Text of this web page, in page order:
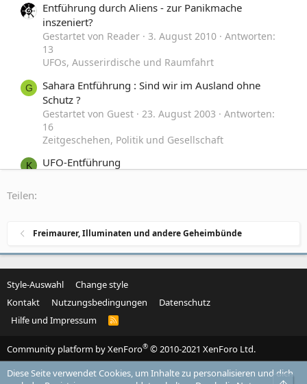
Entführung durch Aliens - zur Panikmache
inszeniert?
Gestartet von Reader 3. August 2010
Antworten:
13
UFOs, Ausserirdische und Raumfahrt
G
Sahara Entführung : Sind wir im Ausland ohne
Schutz ?
Gestartet von Guest 23. August 2003
Antworten:
16
Zeitgeschehen, Politik und Gesellschaft
K UFO-Entführung
Träger
Gestartet von Aladin 21. Mai 2004
Antworten: 3
Schulmedizin und Homöopathie
Teilen:
Freimaurer, Illuminaten und andere Geheimbünde
Style-Auswahl
Change style
Kontakt
Nutzungsbedingungen
Datenschutz
Hilfe und Impressum
R
Community platform by XenForo® © 2010-2021 XenForo Ltd.
Diese Seite verwendet Cookies, um Inhalte zu personalisieren und dich